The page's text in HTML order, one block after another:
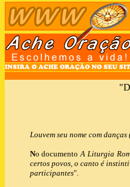
Louvem seu nome com
No documentoA Liturgia
certos povos, o canto é
participantes".